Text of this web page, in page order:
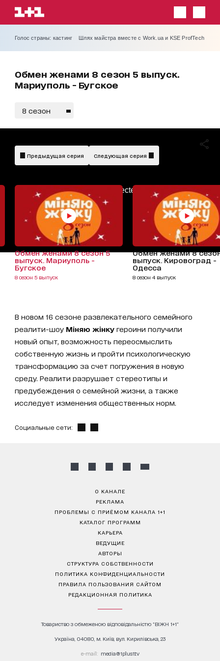
Голос страны: кастинг Шлях майстра вместе с Work.ua и KSE ProfTech
Обмен женами 8 сезон 5 выпуск.
Мариуполь - Бугское
8 сезон
AdBlockDetected!
Предыдущая серия Следующая серия
Обмен женами 8 сезон 5
выпуск. Мариуполь -
Бугское
8 сезон 5 выпуск
Обмен женами 8
выпуск. Кировоград -
Одесса
8 сезон 4 выпуск
В новом 16 сезоне развлекательного семейного
реалити-шоу Міняю жінку героини получили
новый опыт, возможность переосмыслить
собственную жизнь и пройти психологическую
трансформацию за счет погружения в новую
среду. Реалити разрушает стереотипы и
предубеждения о семейной жизни, а также
исследует изменения общественных норм.
Социальные сети:
О КАНАЛЕ
РЕКЛАМА
ПРОБЛЕМЫ С ПРИЁМОМ КАНАЛА 1+1
КАТАЛОГ ПРОГРАММ
КАРЬЕРА
ВЕДУЩИЕ
АВТОРЫ
СТРУКТУРА СОБСТВЕННОСТИ
ПОЛИТИКА КОНФИДЕНЦИАЛЬНОСТИ
ПРАВИЛА ПОЛЬЗОВАНИЯ САЙТОМ
РЕДАКЦИОННАЯ ПОЛИТИКА
Товариство з обмеженою відповідальністю "ВІЖН 1+1"
Україна, 04080, м. Київ, вул. Кирилівська, 23
е-mail: media@1plus1.tv